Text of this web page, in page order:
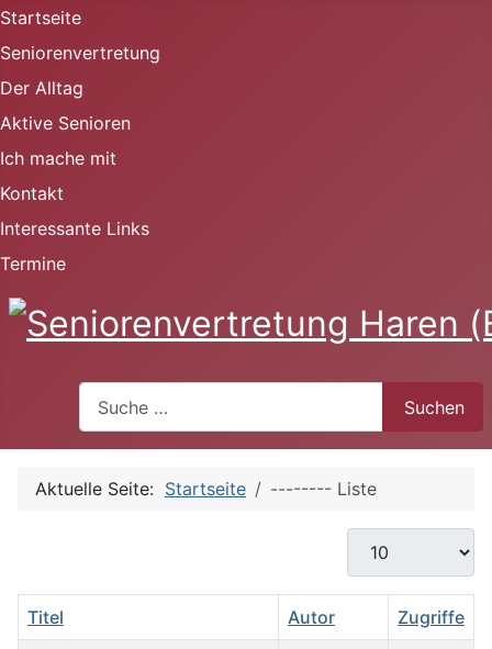
Startseite
Seniorenvertretung
Der Alltag
Aktive Senioren
Ich mache mit
Kontakt
Interessante Links
Termine
Suchen
Aktuelle Seite: Startseite -------- Liste
Anzeige #
Titel Autor Zugriffe